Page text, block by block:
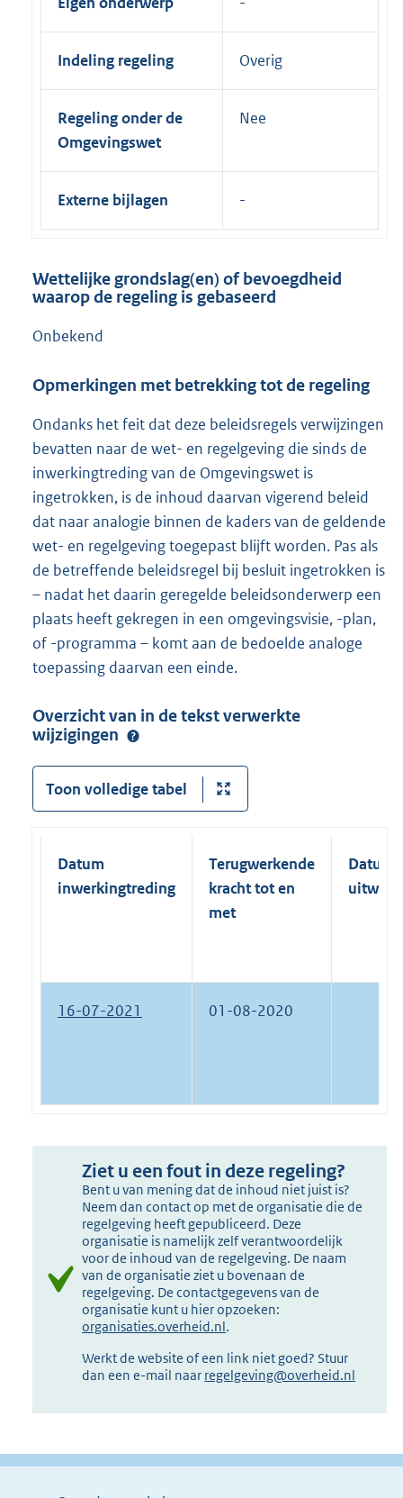
Indeling regeling Overig
Regeling onder de
Omgevingswet
Nee
Externe bijlagen
Wettelijke grondslag(en) of bevoegdheid
waarop de regeling is gebaseerd
Onbekend
Opmerkingen met betrekking tot de regeling
Ondanks het feit dat deze beleidsregels verwijzingen
bevatten naar de wet- en regelgeving die sinds de
inwerkingtreding van de Omgevingswet is
ingetrokken, is de inhoud daarvan vigerend beleid
dat naar analogie binnen de kaders van de geldende
wet- en regelgeving toegepast blijft worden. Pas als
de betreffende beleidsregel bij besluit ingetrokken is
– nadat het daarin geregelde beleidsonderwerp een
plaats heeft gekregen in een omgevingsvisie, -plan,
of -programma – komt aan de bedoelde analoge
toepassing daarvan een einde.
Overzicht van in de tekst verwerkte
wijzigingen
Toon volledige tabel
Datum
inwerkingtreding
Terugwerkende
kracht tot en
met
Datum
16-07-2021 01-08-2020
Ziet u een fout in deze regeling?
Bent u van mening dat de inhoud niet juist is?
Neem dan contact op met de organisatie die de
regelgeving heeft gepubliceerd. Deze
organisatie is namelijk zelf verantwoordelijk
voor de inhoud van de regelgeving. De naam
van de organisatie ziet u bovenaan de
regelgeving. De contactgegevens van de
organisatie kunt u hier opzoeken:
organisaties.overheid.nl.
Werkt de website of een link niet goed? Stuur
dan een e-mail naar regelgeving@overheid.nl